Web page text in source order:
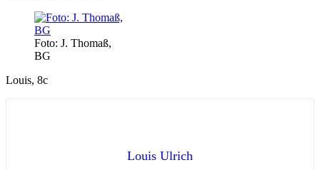
Foto: J. Thomaß,
BG
Louis, 8c
Louis Ulrich